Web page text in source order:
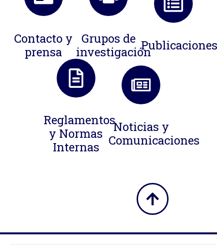
Contacto y
prensa
Grupos de
investigación
Reglamentos
y Normas
Internas
Noticias y
Comunicaciones